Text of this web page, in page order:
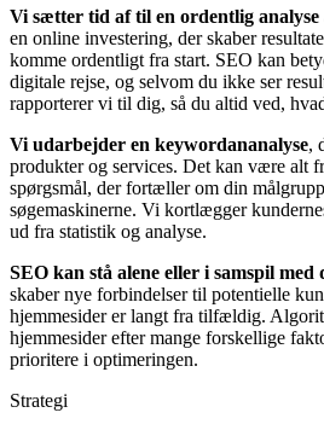
Vi sætter tid af til en ordentlig analyse
en online investering, der skaber
komme ordentligt fra start. SEO kan
digitale rejse, og selvom du ikke ser
rapporterer vi til dig, så du altid ved,
Vi udarbejder en keywordananalyse,
produkter og services. Det kan være alt
spørgsmål, der fortæller om din
søgemaskinerne. Vi kortlægger
ud fra statistik og analyse.
SEO kan stå alene eller i samspil
skaber nye forbindelser til potentielle
hjemmesider er langt fra tilfældig.
hjemmesider efter mange forskellige
prioritere i optimeringen.
Strategi